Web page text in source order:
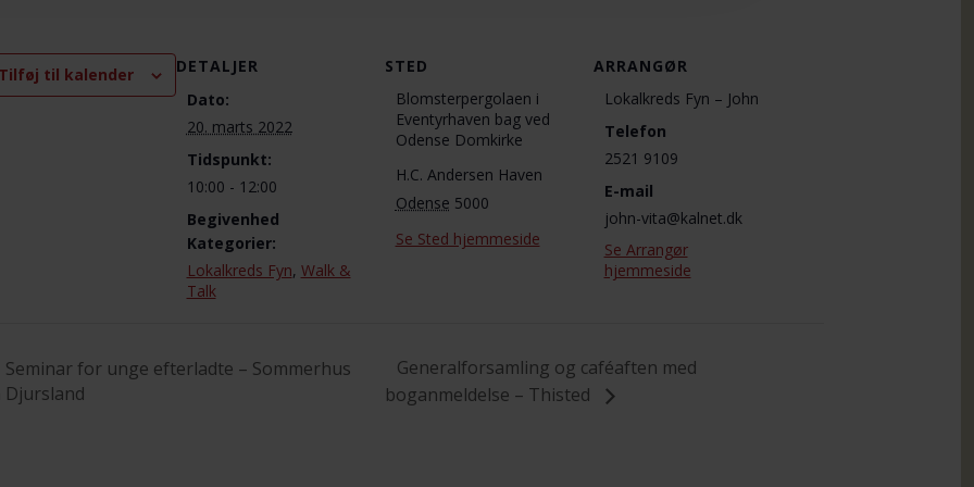
til kalender
DETALJER
Dato:
20. marts 2022
Tidspunkt:
10:00 - 12:00
Begivenhed
Kategorier:
Lokalkreds Fyn, Walk &
Talk
STED
Blomsterpergolaen i
Eventyrhaven bag ved
Odense Domkirke
H.C. Andersen Haven
Odense 5000
Se Sted hjemmeside
ARRANGØR
Lokalkreds Fyn – John
Telefon
2521 9109
E-mail
john-vita@kalnet.dk
Se Arrangør
hjemmeside
Seminar for unge efterladte – Sommerhus
Djursland
Generalforsamling og caféaften med
boganmeldelse – Thisted